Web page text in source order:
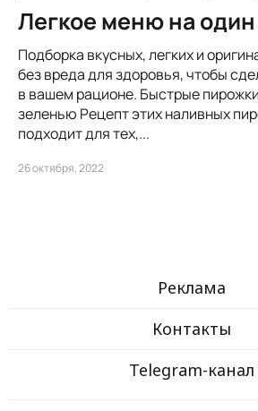
Легкое меню на
Подборка вкусных, легких и
без вреда для здоровья, чтобы
в вашем рационе. Быстрые
зеленью Рецепт этих наливных
подходит для тех,...
26 октября, 2022
Реклама
Контакты
Telegram-канал